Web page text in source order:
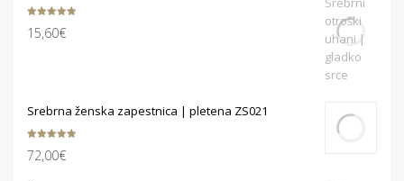
5.00 od 5
15,60€
Srebrna ženska zapestnica | pletena ZS021
5.00 od 5
72,00€